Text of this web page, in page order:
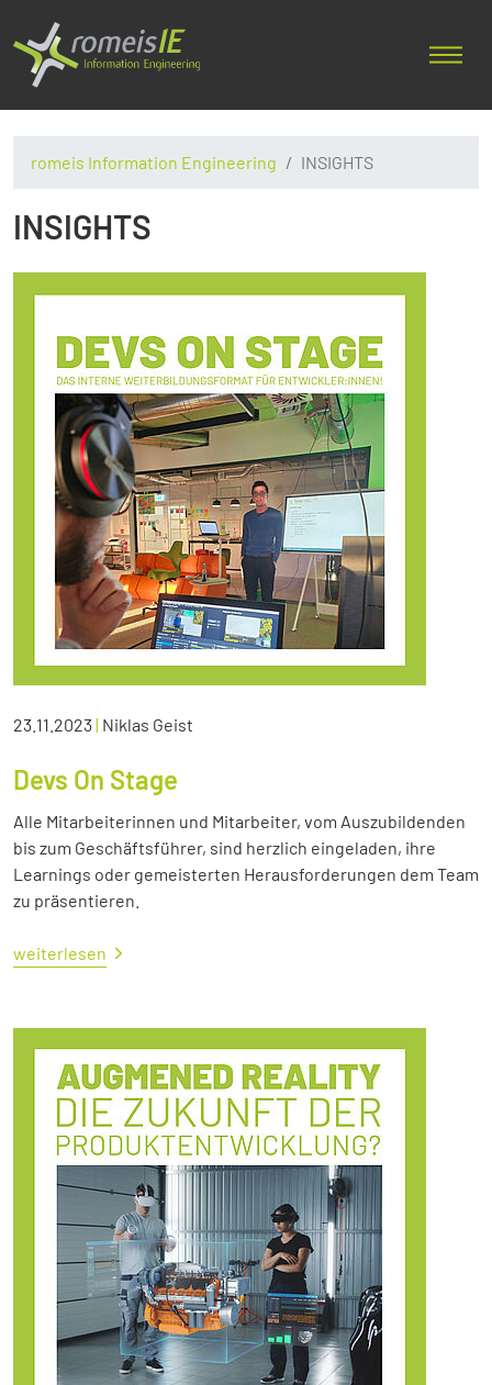
romeis Information Engineering INSIGHTS
INSIGHTS
23.11.2023| Niklas Geist
Devs On Stage
Alle Mitarbeiterinnen und Mitarbeiter, vom Auszubildenden
bis zum Geschäftsführer, sind herzlich eingeladen, ihre
Learnings oder gemeisterten Herausforderungen dem Team
zu präsentieren.
weiterlesen